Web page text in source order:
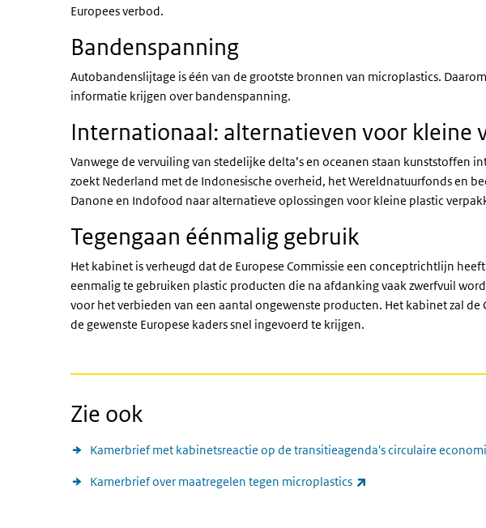
Europees verbod.
Bandenspanning
Autobandenslijtage is één van de grootste bronnen van microplastics.
informatie krijgen over bandenspanning.
Internationaal: alternatieven voor kleine
Vanwege de vervuiling van stedelijke delta’s en oceanen staan kunststoffen
zoekt Nederland met de Indonesische overheid, het Wereldnatuurfonds en
Danone en Indofood naar alternatieve oplossingen voor kleine plastic
Tegengaan éénmalig gebruik
Het kabinet is verheugd dat de Europese Commissie een conceptrichtlijn
eenmalig te gebruiken plastic producten die na afdanking vaak zwerfvuil
voor het verbieden van een aantal ongewenste producten. Het kabinet zal de
de gewenste Europese kaders snel ingevoerd te krijgen.
Zie ook
Kamerbrief met kabinetsreactie op de transitieagenda's circulaire
Kamerbrief over maatregelen tegen microplastics